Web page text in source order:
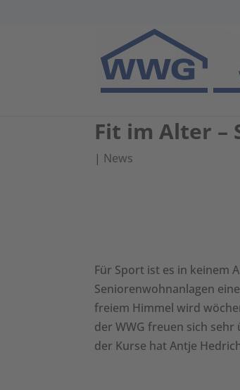
Fit im Alter –
| News
Für Sport ist es in keinem
Seniorenwohnanlagen
freiem Himmel wird
der WWG freuen sich
der Kurse hat Antje